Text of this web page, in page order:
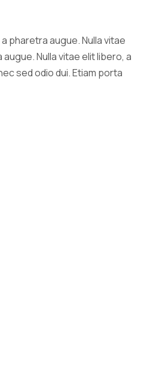
pharetra augue. Nulla vitae
Nulla vitae elit libero, a
sed odio dui. Etiam porta